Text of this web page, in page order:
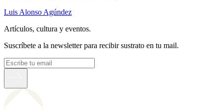
Luis Alonso Agúndez
Artículos, cultura y eventos.
Suscríbete a la newsletter para recibir sustrato en tu mail.